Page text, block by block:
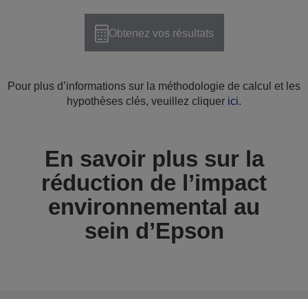
Obtenez vos résultats
Pour plus d’informations sur la méthodologie de calcul et les
hypothèses clés, veuillez cliquer ici.
En savoir plus sur la
réduction de l’impact
environnemental au
sein d’Epson